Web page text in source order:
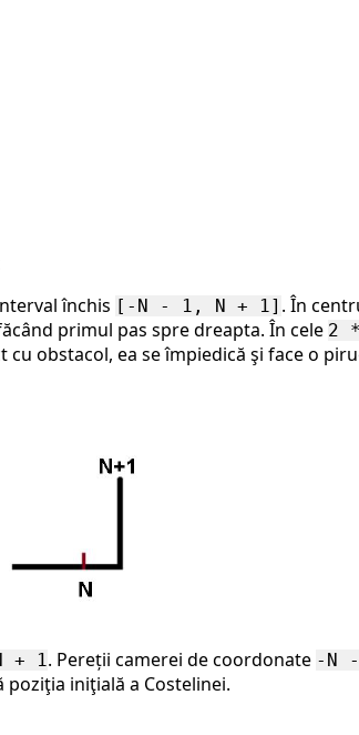
închis [-N - 1, N + 1] . În
primul pas spre dreapta. În cele 2
obstacol, ea se împiedică şi face o
+ 1. Pereții camerei de coordonate -N
poziţia iniţială a Costelinei.